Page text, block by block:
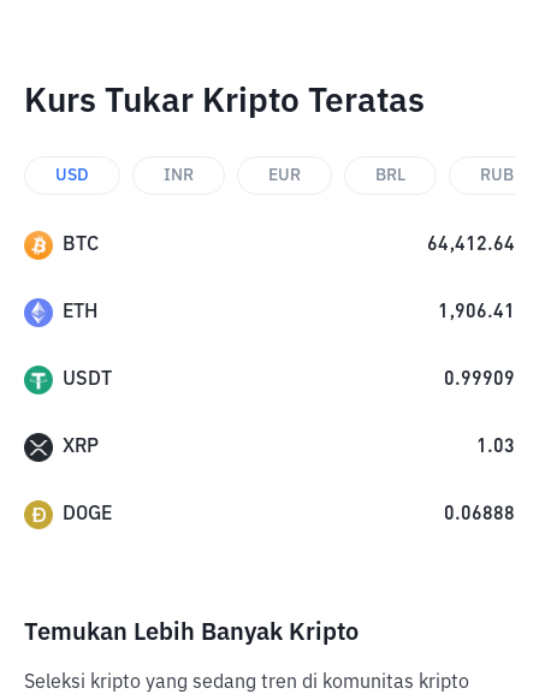
Kurs Tukar Kripto Teratas
USD INR EUR BRL RUB
BTC 64,412.64
ETH 1,906.41
USDT 0.99909
XRP 1.03
DOGE 0.06888
Temukan Lebih Banyak Kripto
Seleksi kripto yang sedang tren di komunitas kripto